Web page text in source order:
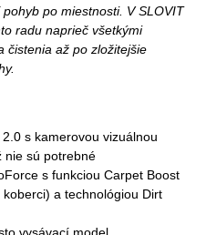
po miestnosti. V SLOVIT
radu naprieč všetkými
čistenia až po zložitejšie
s kamerovou vizuálnou
nie sú potrebné
s funkciou Carpet Boost
a technológiou Dirt